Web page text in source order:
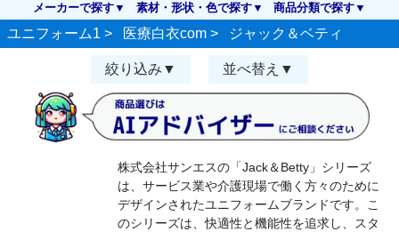
メーカーで探す 素材・形状・色で探す 商品分類で探す
ユニフォーム1 > 医療白衣com > ジャック＆ベティ
絞り込み 並べ替え
株式会社サンエスの「Jack＆Betty」シリーズ
は、サービス業や介護現場で働く方々のために
デザインされたユニフォームブランドです。こ
のシリーズは、快適性と機能性を追求し、スタ